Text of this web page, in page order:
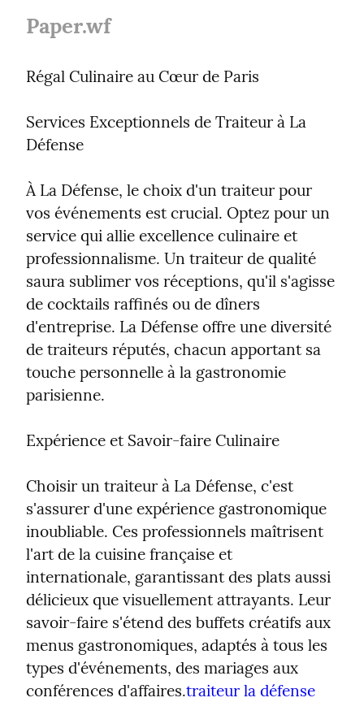
Paper.wf
Régal Culinaire au Cœur de Paris
Services Exceptionnels de Traiteur à La
Défense
À La Défense, le choix d'un traiteur pour
vos événements est crucial. Optez pour un
service qui allie excellence culinaire et
professionnalisme. Un traiteur de qualité
saura sublimer vos réceptions, qu'il s'agisse
de cocktails raffinés ou de dîners
d'entreprise. La Défense offre une diversité
de traiteurs réputés, chacun apportant sa
touche personnelle à la gastronomie
parisienne.
Expérience et Savoir-faire Culinaire
Choisir un traiteur à La Défense, c'est
s'assurer d'une expérience gastronomique
inoubliable. Ces professionnels maîtrisent
l'art de la cuisine française et
internationale, garantissant des plats aussi
délicieux que visuellement attrayants. Leur
savoir-faire s'étend des buffets créatifs aux
menus gastronomiques, adaptés à tous les
types d'événements, des mariages aux
conférences d'affaires.traiteur la défense